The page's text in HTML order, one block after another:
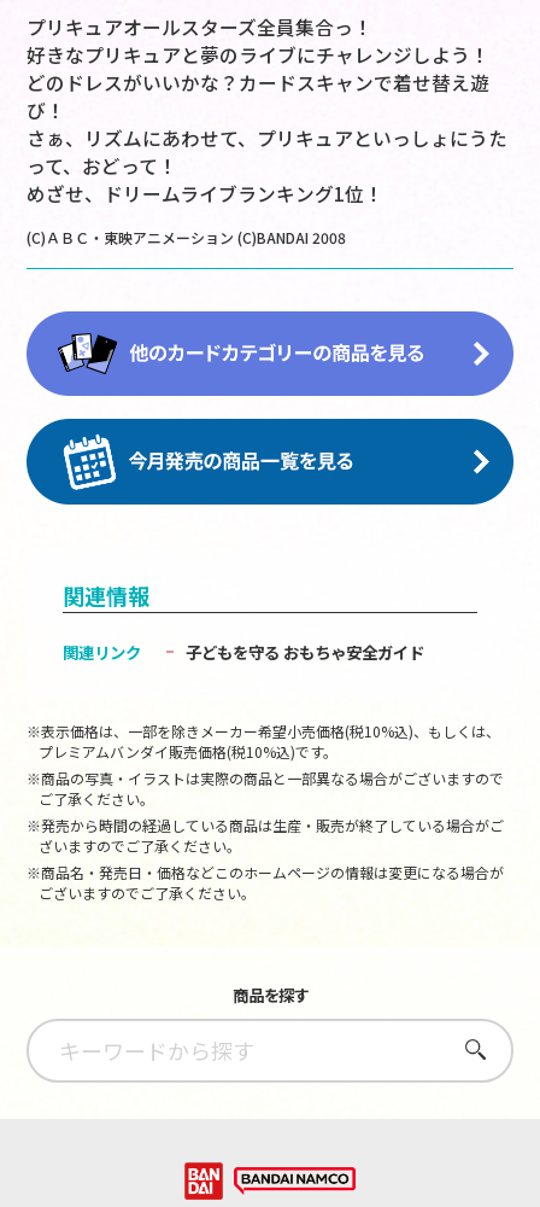
プリキュアオールスターズ全員集合っ！
好きなプリキュアと夢のライブにチャレンジしよう！
どのドレスがいいかな？カードスキャンで着せ替え遊
び！
さぁ、リズムにあわせて、プリキュアといっしょにうた
って、おどって！
めざせ、ドリームライブランキング1位！
(C)ＡＢＣ・東映アニメーション (C)BANDAI 2008
関連情報
関連リンク 子どもを守る おもちゃ安全ガイド
※表示価格は、一部を除きメーカー希望小売価格(税10%込)、もしくは、
プレミアムバンダイ販売価格(税10%込)です。
※商品の写真・イラストは実際の商品と一部異なる場合がございますので
ご了承ください。
※発売から時間の経過している商品は生産・販売が終了している場合がご
ざいますのでご了承ください。
※商品名・発売日・価格などこのホームページの情報は変更になる場合が
ございますのでご了承ください。
商品を探す
さがす